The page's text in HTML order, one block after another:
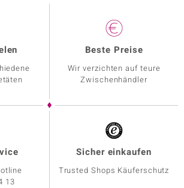
Beste Preise
Wir verzichten auf teure
Zwischenhändler
13
Sicher einkaufen
Trusted Shops Käuferschutz